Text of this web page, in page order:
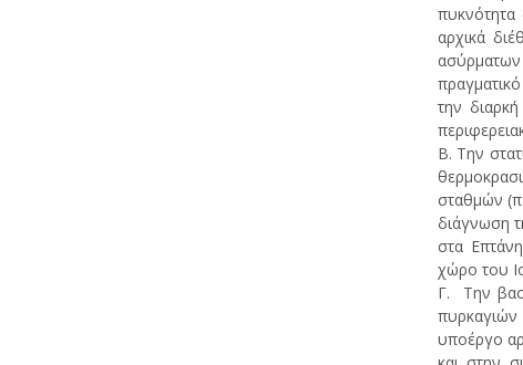
αρχικά
την
Β. Την
σταθμών
διάγνωση
στα
χώρο του
Γ. Την
πυρκαγιών
υποέργο